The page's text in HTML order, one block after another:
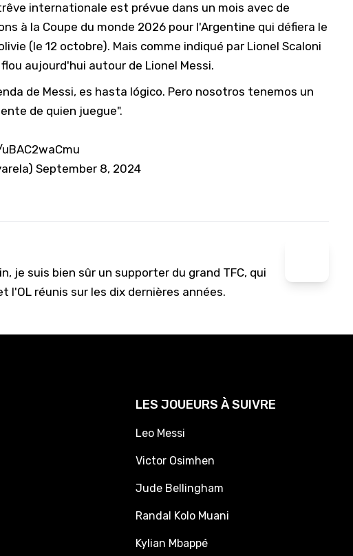
internationale est prévue dans un mois avec de
à la Coupe du monde 2026 pour l'Argentine qui défiera le
(le 12 octobre). Mais comme indiqué par Lionel Scaloni
aujourd'hui autour de Lionel Messi.
de Messi, es hasta lógico. Pero nosotros tenemos un
de quien juegue".
September 8, 2024
je suis bien sûr un supporter du grand TFC, qui
l'OL réunis sur les dix dernières années.
LES JOUEURS À SUIVRE
Leo Messi
Victor Osimhen
Jude Bellingham
Randal Kolo Muani
Kylian Mbappé